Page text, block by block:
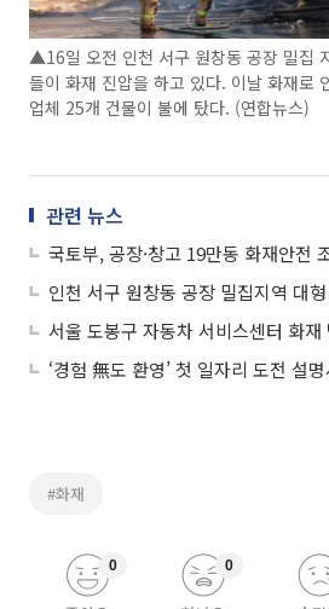
▲16일 오전 인천 서구 원창동 공장 밀집
들이 화재 진압을 하고 있다. 이날 화재로
업체 25개 건물이 불에 탔다. (연합뉴스)
관련 뉴스
국토부, 공장·창고 19만동 화재안전
인천 서구 원창동 공장 밀집지역 대
서울 도봉구 자동차 서비스센터 화재
‘경험 無도 환영’ 첫 일자리 도전 설명
#화재
0 0